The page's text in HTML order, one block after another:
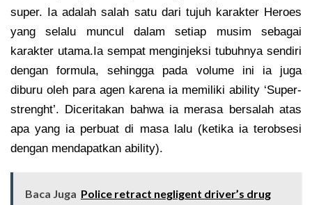
super. Ia adalah salah satu dari tujuh karakter Heroes
yang selalu muncul dalam setiap musim sebagai
karakter utama.Ia sempat menginjeksi tubuhnya sendiri
dengan formula, sehingga pada volume ini ia juga
diburu oleh para agen karena ia memiliki ability ‘Super-
strenght’. Diceritakan bahwa ia merasa bersalah atas
apa yang ia perbuat di masa lalu (ketika ia terobsesi
dengan mendapatkan ability).
Baca Juga Police retract negligent driver’s drug